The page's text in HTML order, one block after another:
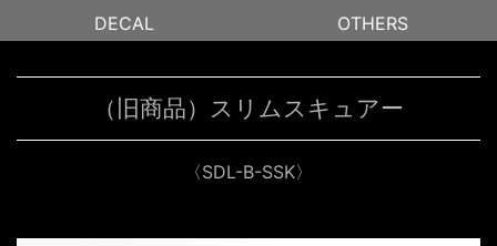
DECAL
OTHERS
（旧商品）スリムスキュアー
〈SDL-B-SSK〉